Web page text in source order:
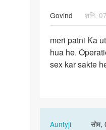
Govind
शनि,
meri
patni
Ka
meri patni Ka
hua he.
sex kar sakte
AuntyjiIn